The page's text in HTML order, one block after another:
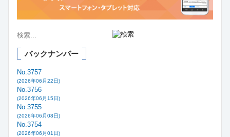
バックナンバー
No.3757
(2026年06月22日)
No.3756
(2026年06月15日)
No.3755
(2026年06月08日)
No.3754
(2026年06月01日)